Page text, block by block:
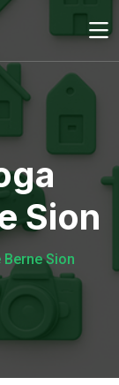
Sion
Berne Sion